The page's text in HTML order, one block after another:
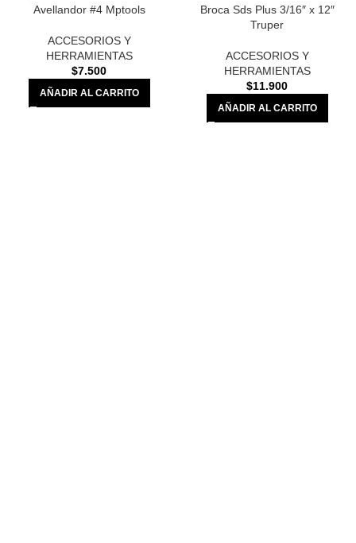
Avellandor #4 Mptools
ACCESORIOS Y
HERRAMIENTAS
$7.500
AÑADIR AL CARRITO
Broca Sds Plus 3/16″ x 12″
Truper
ACCESORIOS Y
HERRAMIENTAS
$11.900
AÑADIR AL CARRITO